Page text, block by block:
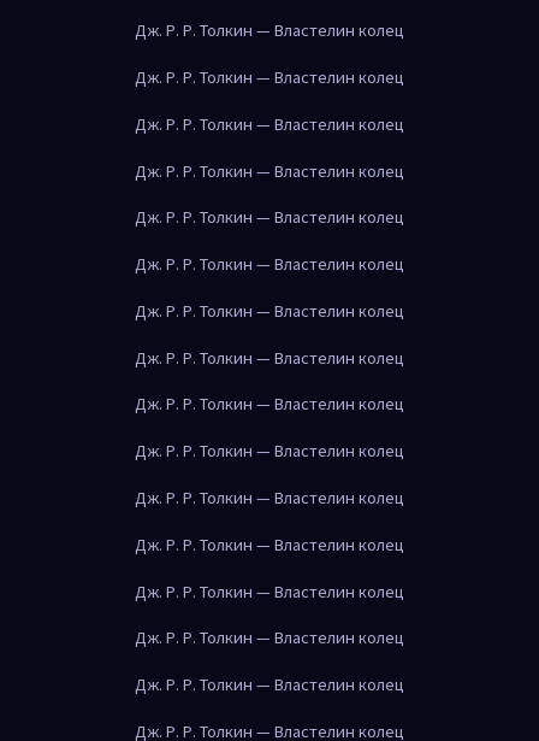
Дж. Р. Р. Толкин — Властелин колец
Дж. Р. Р. Толкин — Властелин колец
Дж. Р. Р. Толкин — Властелин колец
Дж. Р. Р. Толкин — Властелин колец
Дж. Р. Р. Толкин — Властелин колец
Дж. Р. Р. Толкин — Властелин колец
Дж. Р. Р. Толкин — Властелин колец
Дж. Р. Р. Толкин — Властелин колец
Дж. Р. Р. Толкин — Властелин колец
Дж. Р. Р. Толкин — Властелин колец
Дж. Р. Р. Толкин — Властелин колец
Дж. Р. Р. Толкин — Властелин колец
Дж. Р. Р. Толкин — Властелин колец
Дж. Р. Р. Толкин — Властелин колец
Дж. Р. Р. Толкин — Властелин колец
Дж. Р. Р. Толкин — Властелин колец